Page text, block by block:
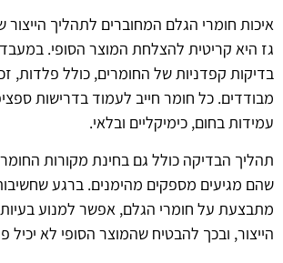
איכות חומרי הגלם המחוברים לתהליך הייצור
גז היא קריטית להצלחת המוצר הסופי.
בדיקות קפדניות של החומרים, כולל פלדות,
מבודדים. כל חומר חייב לעמוד בדרישות
עמידות בחום, כימיקליים ובלאי.
תהליך הבדיקה כולל גם בחינת מקורות
שהם מגיעים מספקים מהימנים. ברגע
מתבצעת על חומרי הגלם, אפשר למנוע בעיות
הייצור, ובכך להבטיח שהמוצר הסופי לא יכיל